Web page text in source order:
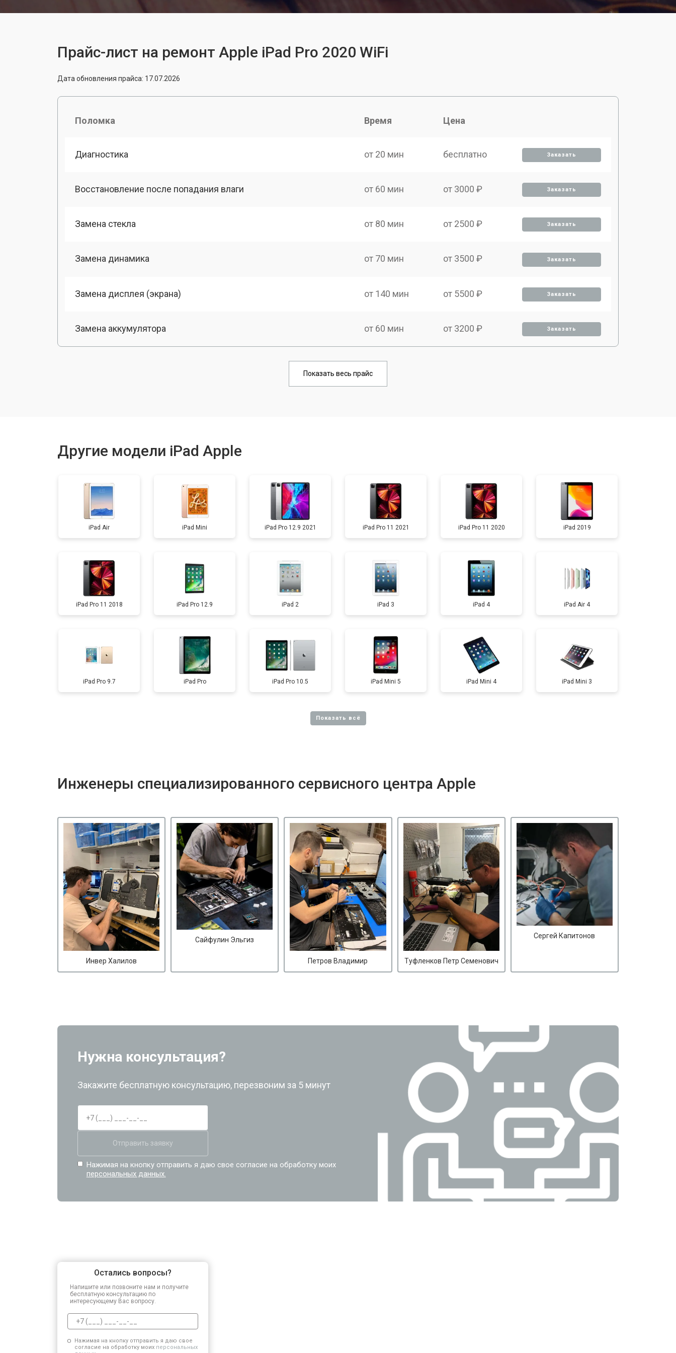
Прайс-лист на ремонт Apple iPad Pro 2020 WiFi
Дата обновления прайса: 17.07.2026
Поломка Время Цена
Диагностика от 20 мин бесплатно Заказать
Восстановление после попадания влаги от 60 мин от 3000 ₽ Заказать
Замена стекла от 80 мин от 2500 ₽ Заказать
Замена динамика от 70 мин от 3500 ₽ Заказать
Замена дисплея (экрана) от 140 мин от 5500 ₽ Заказать
Замена аккумулятора от 60 мин от 3200 ₽ Заказать
от 100 мин
Ремонт материнской платы от 120 мин от 4500 ₽ Заказать
Замена кнопки Home от 60 мин от 2500 ₽ Заказать
Показать весь прайс
Другие модели iPad Apple
iPad Air iPad Mini iPad Pro 12.9 2021 iPad Pro 11 2021 iPad Pro 11 2020 iPad 2019
iPad Pro 11 2018 iPad Pro 12.9 iPad 2 iPad 3 iPad 4 iPad Air 4
iPad Pro 9.7 iPad Pro iPad Pro 10.5 iPad Mini 5 iPad Mini 4 iPad Mini 3
Инженеры специализированного сервисного центра Apple
Инвер Халилов
Сайфулин Эльгиз
Петров Владимир Туфленков Петр Семенович
Сергей Капитонов
Нужна консультация?
Закажите бесплатную консультацию, перезвоним за 5 минут
Отправить заявку
Нажимая на кнопку отправить я даю свое согласие на обработку моих
персональных данных.
Остались вопросы?
Напишите или позвоните нам и получите
бесплатную консультацию по
интересующему Вас вопросу.
Нажимая на кнопку отправить я даю свое
согласие на обработку моих персональных